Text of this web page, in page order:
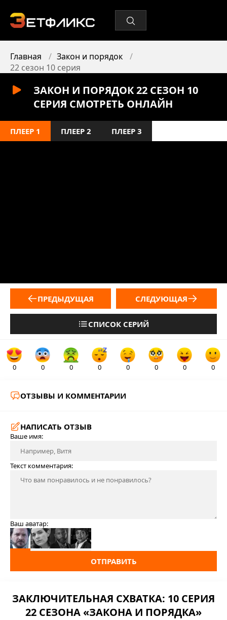
Главная
Закон и порядок
22 сезон 10 серия
ЗАКОН И ПОРЯДОК 22 СЕЗОН 10
СЕРИЯ СМОТРЕТЬ ОНЛАЙН
ПЛЕЕР 1 ПЛЕЕР 2 ПЛЕЕР 3
ПРЕДЫДУЩАЯ
СПИСОК СЕРИЙ
СЛЕДУЮЩАЯ
0 0 0 0 0 0 0 0
ОТЗЫВЫ И КОММЕНТАРИИ
НАПИСАТЬ ОТЗЫВ
Ваше имя:
Текст комментария:
Ваш аватар:
ОТПРАВИТЬ
ЗАКЛЮЧИТЕЛЬНАЯ СХВАТКА: 10 СЕРИЯ
22 СЕЗОНА «ЗАКОНА И ПОРЯДКА»